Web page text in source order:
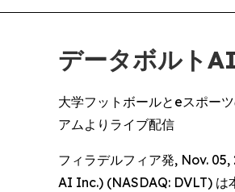
データボルト
大学フットボールとeスポー
アムよりライブ配信
フィラデルフィア発, Nov.
AI Inc.) (NASDAQ: DVLT) は